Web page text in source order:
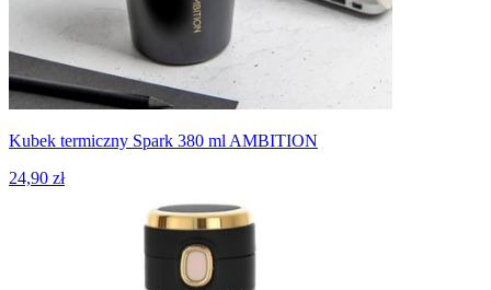
Kubek termiczny Spark 380 ml AMBITION
24,90 zł